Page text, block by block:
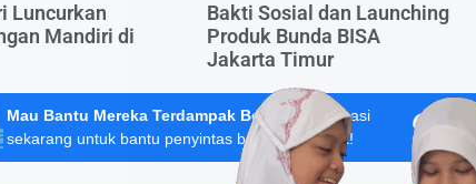
Luncurkan
Mandiri di
Bakti Sosial dan Launching
Produk Bunda BISA
Jakarta Timur
Mau Bantu Mereka Terdampak Bencana?
Donasi
sekarang untuk bantu penyintas banjir Sumatera!